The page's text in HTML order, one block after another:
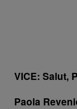
VICE: Salut,
Paola